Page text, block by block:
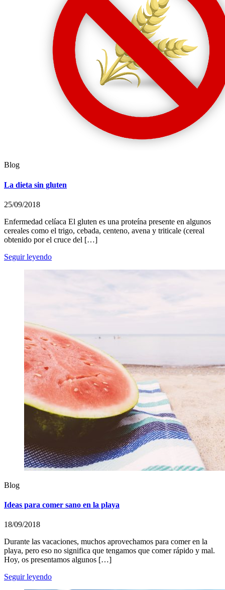
Blog
La dieta sin gluten
25/09/2018
Enfermedad celíaca El gluten es una proteína presente en algunos
cereales como el trigo, cebada, centeno, avena y triticale (cereal
obtenido por el cruce del […]
Seguir leyendo
Blog
Ideas para comer sano en la playa
18/09/2018
Durante las vacaciones, muchos aprovechamos para comer en la
playa, pero eso no significa que tengamos que comer rápido y mal.
Hoy, os presentamos algunos […]
Seguir leyendo